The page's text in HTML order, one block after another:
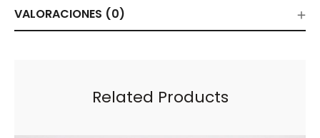
VALORACIONES (0)
Related Products